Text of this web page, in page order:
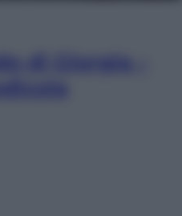
di Giorgia –